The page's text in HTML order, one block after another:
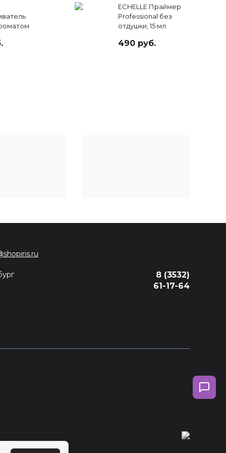
ECHELLE Праймер
Professional без
отдушки, 15 мл
490 руб.
8 (3532)
61-17-64